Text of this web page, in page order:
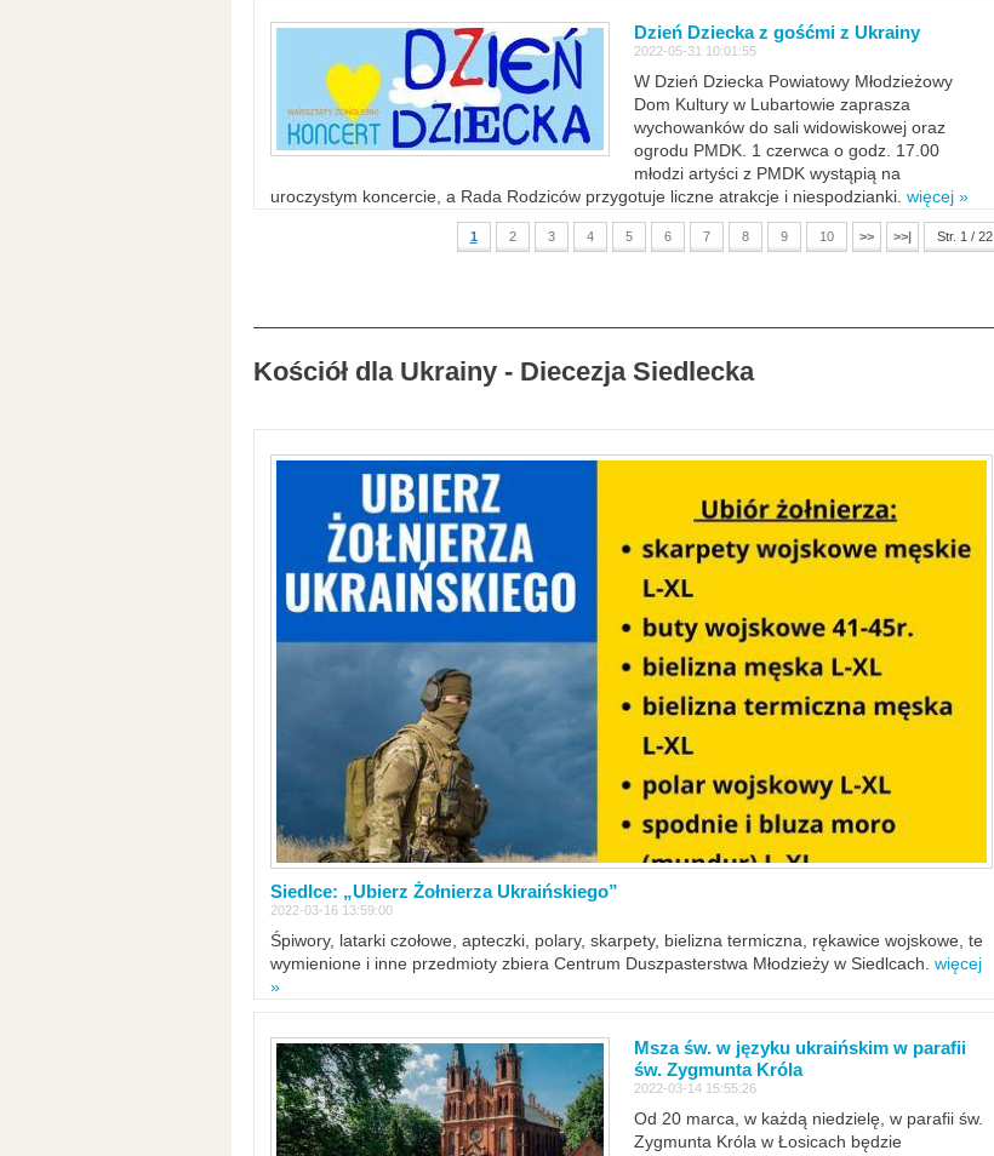
Dzień Dziecka z gośćmi z Ukrainy
2022-05-31 10:01:55
W Dzień Dziecka Powiatowy Młodzieżowy
Dom Kultury w Lubartowie zaprasza
wychowanków do sali widowiskowej oraz
ogrodu PMDK. 1 czerwca o godz. 17.00
młodzi artyści z PMDK wystąpią na
uroczystym koncercie, a Rada Rodziców przygotuje liczne atrakcje i niespodzianki. więcej »
1 2 3 4 5 6 7 8 9 10 >> >>| Str. 1 / 22
Kościół dla Ukrainy - Diecezja Siedlecka
Siedlce: „Ubierz Żołnierza Ukraińskiego”
2022-03-16 13:59:00
Śpiwory, latarki czołowe, apteczki, polary, skarpety, bielizna termiczna, rękawice wojskowe, te
wymienione i inne przedmioty zbiera Centrum Duszpasterstwa Młodzieży w Siedlcach. więcej
»
Msza św. w języku ukraińskim w parafii
św. Zygmunta Króla
2022-03-14 15:55:26
Od 20 marca, w każdą niedzielę, w parafii św.
Zygmunta Króla w Łosicach będzie